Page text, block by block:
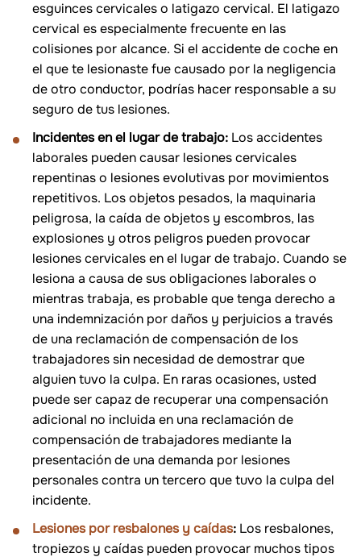
esguinces cervicales o latigazo cervical. El latigazo
cervical es especialmente frecuente en las
colisiones por alcance. Si el accidente de coche en
el que te lesionaste fue causado por la negligencia
de otro conductor, podrías hacer responsable a su
seguro de tus lesiones.
Incidentes en el lugar de trabajo: Los accidentes
laborales pueden causar lesiones cervicales
repentinas o lesiones evolutivas por movimientos
repetitivos. Los objetos pesados, la maquinaria
peligrosa, la caída de objetos y escombros, las
explosiones y otros peligros pueden provocar
lesiones cervicales en el lugar de trabajo. Cuando se
lesiona a causa de sus obligaciones laborales o
mientras trabaja, es probable que tenga derecho a
una indemnización por daños y perjuicios a través
de una reclamación de compensación de los
trabajadores sin necesidad de demostrar que
alguien tuvo la culpa. En raras ocasiones, usted
puede ser capaz de recuperar una compensación
adicional no incluida en una reclamación de
compensación de trabajadores mediante la
presentación de una demanda por lesiones
personales contra un tercero que tuvo la culpa del
incidente.
Lesiones por resbalones y caídas: Los resbalones,
tropiezos y caídas pueden provocar muchos tipos